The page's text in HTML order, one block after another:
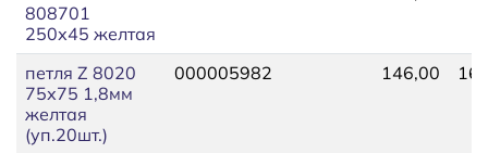
808701
250х45 желтая
петля Z 8020
75х75 1,8мм
желтая
(уп.20шт.)
000005982 146,00